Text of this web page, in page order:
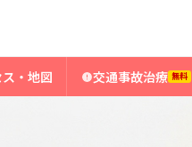
・地図 交通事故治療 無料